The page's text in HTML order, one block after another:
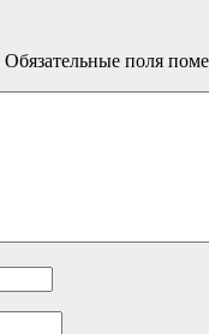
Обязательные поля